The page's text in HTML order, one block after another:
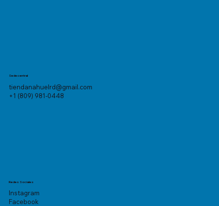
Sede central
tiendanahuelrd@gmail.com
+1 (809) 981-0448
Redes Sociales
Instagram
Facebook